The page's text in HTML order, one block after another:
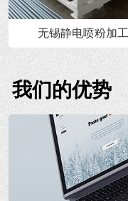
无锡静电喷粉加工
我们的优势